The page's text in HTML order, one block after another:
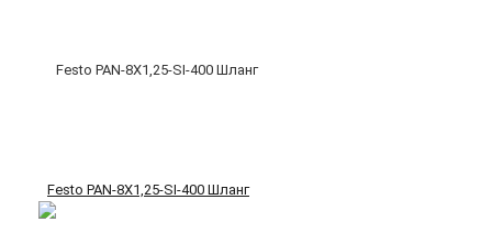
Festo PAN-8X1,25-SI-400 Шланг